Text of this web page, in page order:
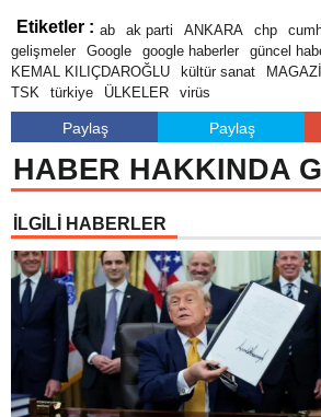
Etiketler : ab ak parti ANKARA chp
gelişmeler
Google google haberler güncel
KEMAL KILIÇDAROĞLU
kültür sanat
TSK
türkiye ÜLKELER virüs
Paylaş Paylaş
HABER HAKKINDA
İLGİLİ HABERLER